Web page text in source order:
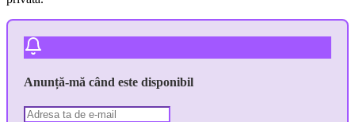
Anunță-mă când este disponibil